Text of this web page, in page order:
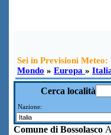
Sei in Previsioni Meteo:
Mondo » Europa »
Cerca località
Nazione:
Comune di Bossolasco